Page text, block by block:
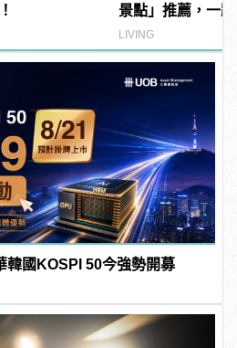
景點」推薦，一
LIVING
韓國KOSPI 50今強勢開募